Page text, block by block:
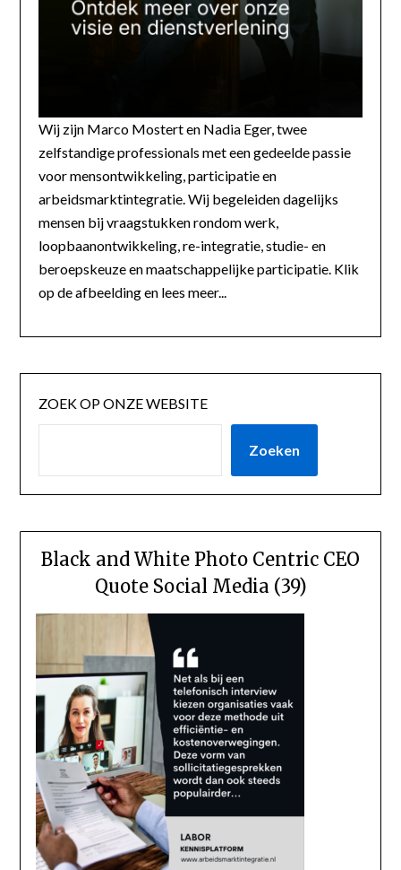
Wij zijn Marco Mostert en Nadia Eger, twee
zelfstandige professionals met een gedeelde passie
voor mensontwikkeling, participatie en
arbeidsmarktintegratie. Wij begeleiden dagelijks
mensen bij vraagstukken rondom werk,
loopbaanontwikkeling, re-integratie, studie- en
beroepskeuze en maatschappelijke participatie. Klik
op de afbeelding en lees meer...
ZOEK OP ONZE WEBSITE
Zoeken
Black and White Photo Centric CEO
Quote Social Media (39)